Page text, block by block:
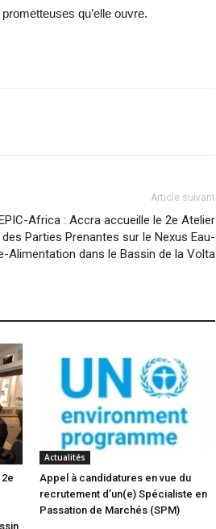
qu’elle ouvre.
Article suivant
Africa : Accra accueille le 2e Atelier
Parties Prenantes sur le Nexus Eau-
Alimentation dans le Bassin de la Volta
Actualités
Appel à candidatures en vue du
recrutement d’un(e) Spécialiste en
Passation de Marchés (SPM)